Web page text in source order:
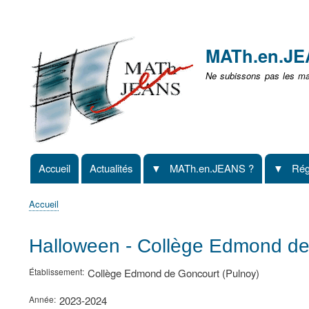
non
identifié
Ne subissons pas les
Navigation
principale
Accueil Actualités MATh.en.JEANS ?
d'Ariane
Accueil
Halloween - Collège Edmond
Établissement Collège Edmond de Goncourt (Pulnoy)
Année 2023-2024